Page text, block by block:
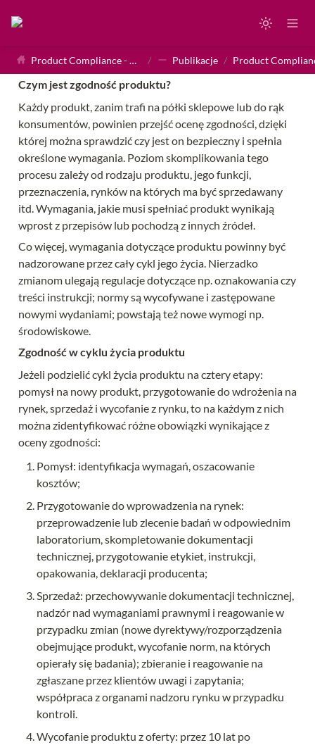
Product Compliance - Homepage / Publikacje /
Czym jest zgodność produktu?
Każdy produkt, zanim trafi na półki sklepowe lub do rąk
konsumentów, powinien przejść ocenę zgodności, dzięki
której można sprawdzić czy jest on bezpieczny i spełnia
określone wymagania. Poziom skomplikowania tego
procesu zależy od rodzaju produktu, jego funkcji,
przeznaczenia, rynków na których ma być sprzedawany
itd. Wymagania, jakie musi spełniać produkt wynikają
wprost z przepisów lub pochodzą z innych źródeł.
Co więcej, wymagania dotyczące produktu powinny być
nadzorowane przez cały cykl jego życia. Nierzadko
zmianom ulegają regulacje dotyczące np. oznakowania czy
treści instrukcji; normy są wycofywane i zastępowane
nowymi wydaniami; powstają też nowe wymogi np.
środowiskowe.
Zgodność w cyklu życia produktu
Jeżeli podzielić cykl życia produktu na cztery etapy:
pomysł na nowy produkt, przygotowanie do wdrożenia na
rynek, sprzedaż i wycofanie z rynku, to na każdym z nich
można zidentyfikować różne obowiązki wynikające z
oceny zgodności:
Pomysł: identyfikacja wymagań, oszacowanie
kosztów;
Przygotowanie do wprowadzenia na rynek:
przeprowadzenie lub zlecenie badań w odpowiednim
laboratorium, skompletowanie dokumentacji
technicznej, przygotowanie etykiet, instrukcji,
opakowania, deklaracji producenta;
Sprzedaż: przechowywanie dokumentacji technicznej,
nadzór nad wymaganiami prawnymi i reagowanie w
przypadku zmian (nowe dyrektywy/rozporządzenia
obejmujące produkt, wycofanie norm, na których
opierały się badania); zbieranie i reagowanie na
zgłaszane przez klientów uwagi i zapytania;
współpraca z organami nadzoru rynku w przypadku
kontroli.
Wycofanie produktu z oferty: przez 10 lat po